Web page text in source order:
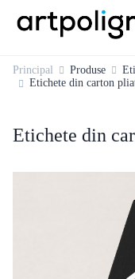
Principal Produse
Etichete din carton
Etichete din